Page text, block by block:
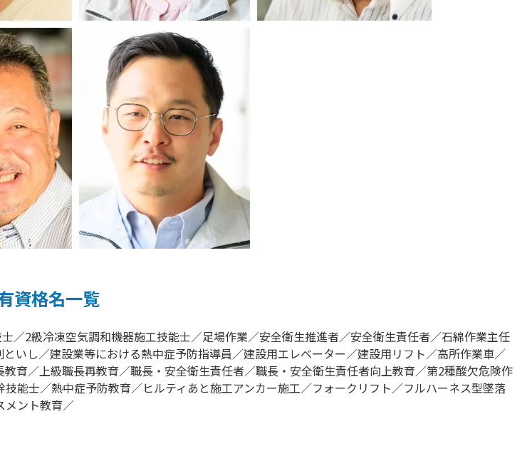
資格名⼀覧
／2級冷凍空気調和機器施⼯技能⼠／⾜場作業／安全衛⽣推進者／安全衛⽣責任者／⽯綿作業主任
いし／建設業等における熱中症予防指導員／建設⽤エレベーター／建設⽤リフト／⾼所作業⾞／
育／上級職⻑再教育／職⻑・安全衛⽣責任者／職⻑・安全衛⽣責任者向上教育／第2種酸⽋危険作
能⼠／熱中症予防教育／ヒルティあと施⼯アンカー施⼯／フォークリフト／フルハーネス型墜落
メント教育／